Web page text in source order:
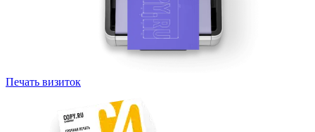
Печать визиток